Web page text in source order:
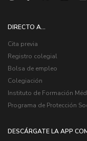
DIRECTO A...
Cita previa
Registro colegial
Bolsa de empleo
Colegiación
Instituto de Formación
Programa de Protección
DESCÁRGATE LA APP